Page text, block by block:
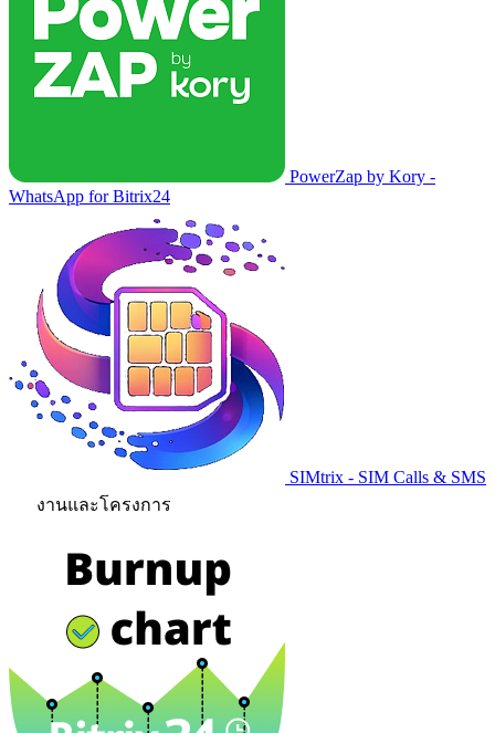
PowerZap by Kory -
WhatsApp for Bitrix24
SIMtrix - SIM Calls & SMS
งานและโครงการ